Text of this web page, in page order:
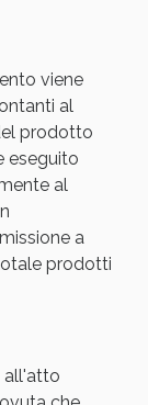
viene
al
prodotto
eseguito
al
a
prodotti
all'atto